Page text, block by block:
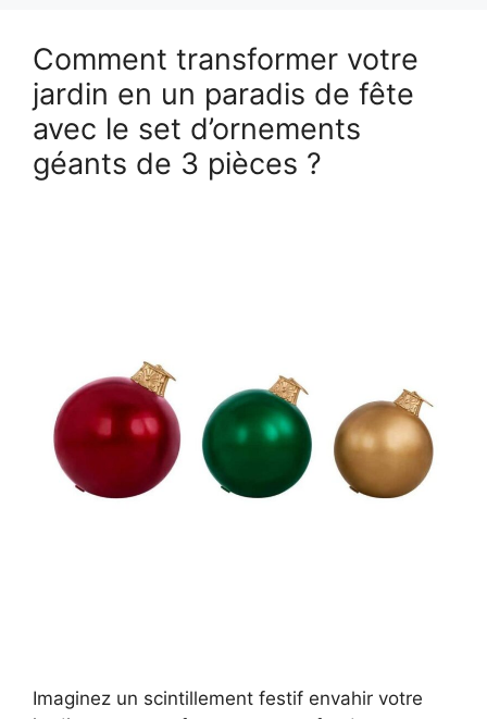
Comment transformer votre
jardin en un paradis de fête
avec le set d’ornements
géants de 3 pièces ?
Imaginez un scintillement festif envahir votre